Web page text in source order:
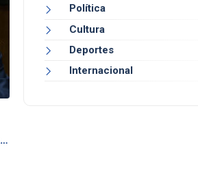
Política
Cultura
Deportes
Internacional